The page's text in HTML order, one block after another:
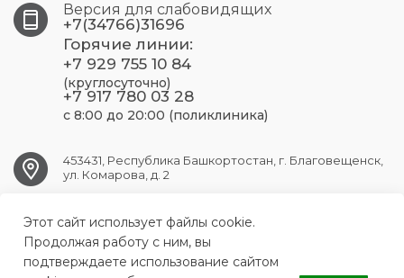
Версия для слабовидящих
+7(34766)31696
Горячие линии:
+7 929 755 10 84
(круглосуточно)
+7 917 780 03 28
с 8:00 до 20:00 (поликлиника)
453431, Республика Башкортостан, г. Благовещенск,
ул. Комарова, д. 2
blag.crb@doctorrb.ru
Этот сайт использует файлы cookie.
Продолжая работу с ним, вы
подтверждаете использование сайтом